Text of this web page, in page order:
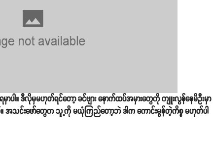
ပါ။ ဒီလိုမှမဟုတ်ရင်တော့ ခင်ဗျား နောက်ထပ်အမှားတွေကို ကျူးလွန်နေမိဦးမှာ
အသင်းဖော်တွေက သူ့ကို မယုံကြည်တော့ဘဲ ဒါက ကောင်းမွန်တဲ့ကိစ္စ မဟုတ်ပါ